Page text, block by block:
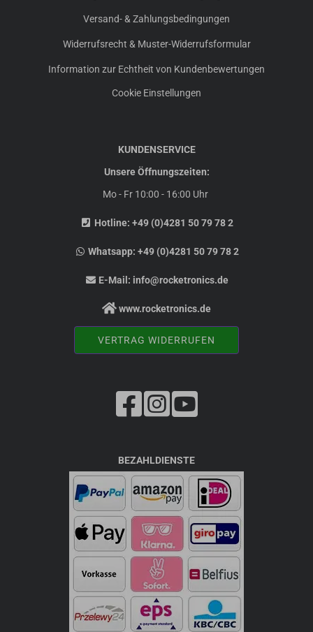
Versand- & Zahlungsbedingungen
Widerrufsrecht & Muster-Widerrufsformular
Information zur Echtheit von Kundenbewertungen
Cookie Einstellungen
KUNDENSERVICE
Unsere Öffnungszeiten:
Mo - Fr 10:00 - 16:00 Uhr
Hotline: +49 (0)4281 50 79 78 2
Whatsapp:+49 (0)4281 50 79 78 2
E-Mail: info@rocketronics.de
www.rocketronics.de
VERTRAG WIDERRUFEN
BEZAHLDIENSTE